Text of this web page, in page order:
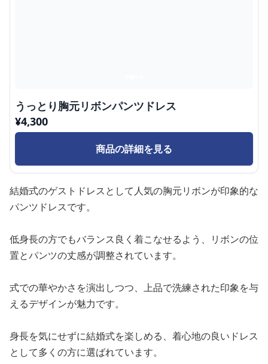
うっとり胸元リボンパンツドレス
¥4,300
商品の詳細を見る
結婚式のゲストドレスとして人気の胸元リボンが印象的な
パンツドレスです。
低身長の方でもバランス良く着こなせるよう、リボンの位
置とパンツの丈感が調整されています。
式での華やかさを演出しつつ、上品で洗練された印象を与
えるデザインが魅力です。
身長を気にせずに結婚式を楽しめる、着心地の良いドレス
として多くの方に選ばれています。